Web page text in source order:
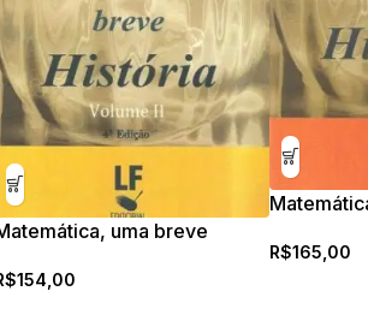
R$165,00
uma breve
154,00